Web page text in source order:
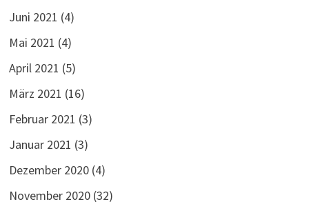
Juni 2021 (4)
Mai 2021 (4)
April 2021 (5)
März 2021 (16)
Februar 2021 (3)
Januar 2021 (3)
Dezember 2020(4)
November 2020(32)